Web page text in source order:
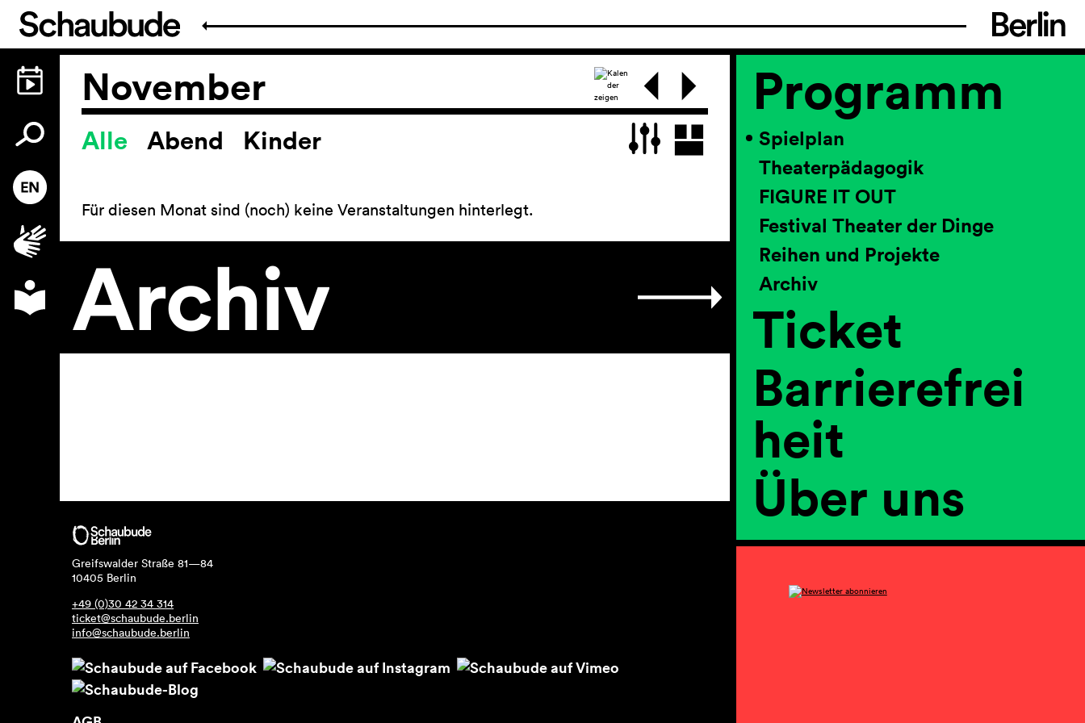
Programm
Spielplan
Theaterpädagogik
FIGURE IT OUT
Festival Theater der Dinge
Reihen und Projekte
Archiv
Ticket
Barrierefrei
heit
Über uns
November
Alle Abend Kinder
Spielplan
Für diesen Monat sind (noch) keine Veranstaltungen hinterlegt.
Archiv
Greifswalder Straße 81—84
10405 Berlin
+49 (0)30 42 34 314
ticket@schaubude.berlin
info@schaubude.berlin